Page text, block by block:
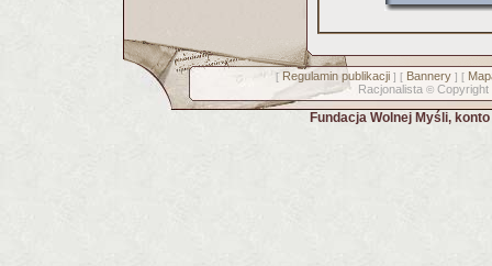
[ Regulamin publikacji] [ Bannery] [
Racjonalista © Copyright
Fundacja Wolnej Myśli,